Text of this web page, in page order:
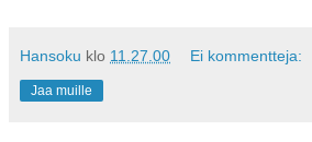
Hansoku klo 11.27.00 Ei kommentteja:
Jaa muille